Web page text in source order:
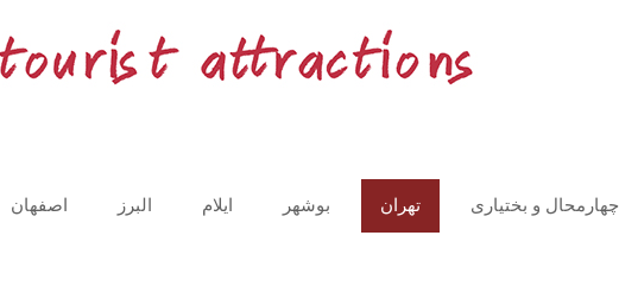
اصفهان البرز ایلام بوشهر تهران چهارمحال و بختیاری